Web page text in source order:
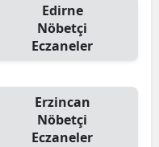
Edirne
Nöbetçi
Eczaneler
Erzincan
Nöbetçi
Eczaneler